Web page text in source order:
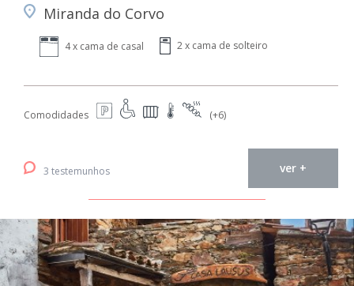
Miranda do Corvo
4 x cama de casal 2 x cama de solteiro
Comodidades (+6)
3 testemunhos ver +